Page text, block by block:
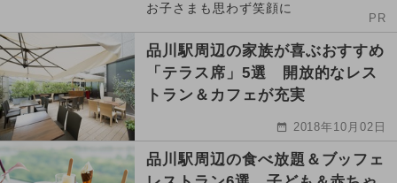
お子さまも思わず笑顔に
PR
品川駅周辺の家族が喜ぶおすすめ
「テラス席」5選 開放的なレス
トラン＆カフェが充実
2018年10月02日
品川駅周辺の食べ放題＆ブッフェ